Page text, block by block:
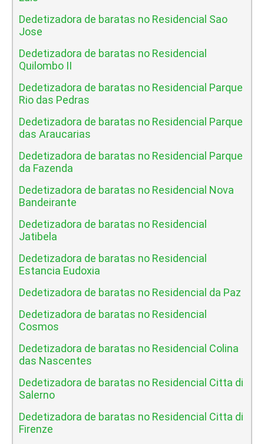
Dedetizadora de baratas no Residencial Sao
Jose
Dedetizadora de baratas no Residencial
Quilombo II
Dedetizadora de baratas no Residencial Parque
Rio das Pedras
Dedetizadora de baratas no Residencial Parque
das Araucarias
Dedetizadora de baratas no Residencial Parque
da Fazenda
Dedetizadora de baratas no Residencial Nova
Bandeirante
Dedetizadora de baratas no Residencial
Jatibela
Dedetizadora de baratas no Residencial
Estancia Eudoxia
Dedetizadora de baratas no Residencial da Paz
Dedetizadora de baratas no Residencial
Cosmos
Dedetizadora de baratas no Residencial Colina
das Nascentes
Dedetizadora de baratas no Residencial Citta di
Salerno
Dedetizadora de baratas no Residencial Citta di
Firenze